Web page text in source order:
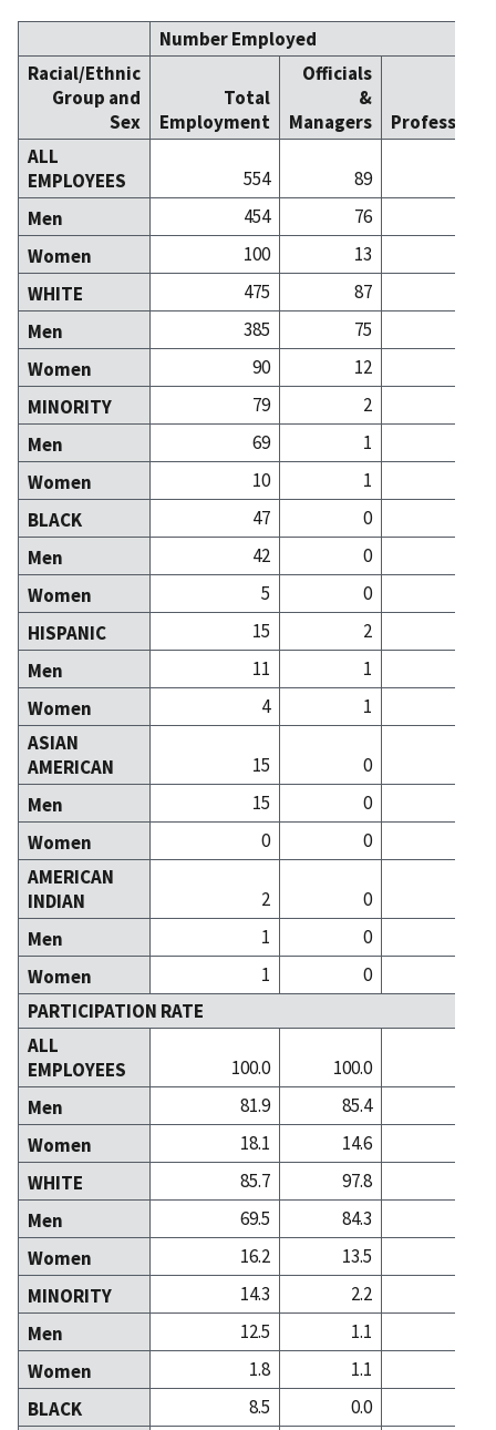
Number Employed
Racial/Ethnic
Group and
Sex
Total
Employment
Officials
&
Managers
ALL
EMPLOYEES
554 89
Men
454 76
Women
100 13
WHITE
475 87
Men
385 75
Women
90 12
MINORITY
79
2
Men
69
1
Women
10
1
BLACK
47
0
Men
42
0
Women
5
0
HISPANIC
15
2
Men
11
1
Women
4
1
ASIAN
AMERICAN
15
0
Men
15
0
Women
0
0
AMERICAN
INDIAN
2
0
Men
1
0
Women
1
0
PARTICIPATION RATE
ALL
EMPLOYEES
100.0 100.0
Men
81.9 85.4
Women
18.1 14.6
WHITE
85.7 97.8
Men
69.5 84.3
Women
16.2 13.5
MINORITY
14.3 2.2
Men
12.5 1.1
Women
1.8 1.1
BLACK
8.5 0.0